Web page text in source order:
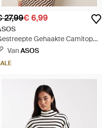
27,99€ 6,99
Gehaakte Camitop
Co-Ord Set Met Halternek En
VanASOS